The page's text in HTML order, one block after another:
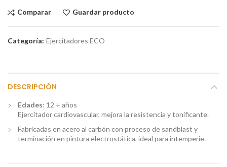
Comparar Guardar producto
Categoría: Ejercitadores ECO
DESCRIPCIÓN
Edades: 12 + años
Ejercitador cardiovascular, mejora la resistencia y tonificante.
Fabricadas en acero al carbón con proceso de sandblast y
terminación en pintura electrostática, ideal para intemperie.